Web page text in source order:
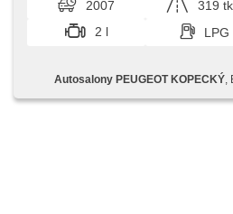
2007 319
2 l
LPG
Autosalony PEUGEOT KOPECKÝ,